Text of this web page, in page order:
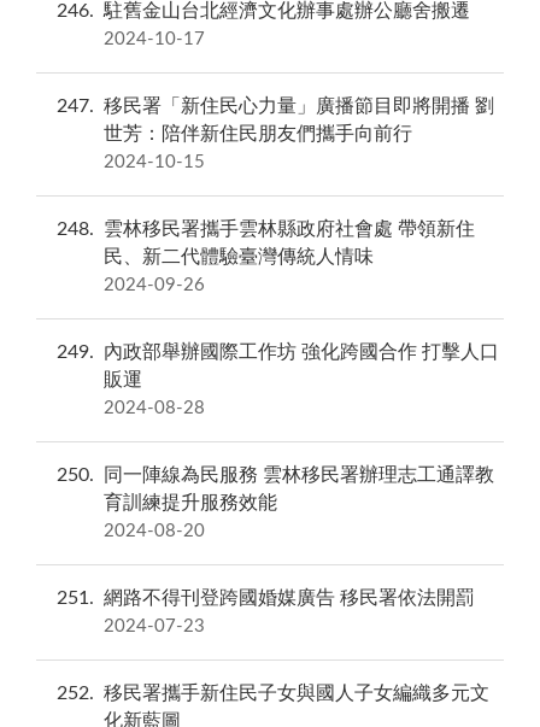
246 駐舊金山台北經濟文化辦事處辦公廳舍搬遷
2024-10-17
247
移民署「新住民心力量」廣播節目即將開播 劉
世芳：陪伴新住民朋友們攜手向前行
2024-10-15
248
雲林移民署攜手雲林縣政府社會處 帶領新住
民、新二代體驗臺灣傳統人情味
2024-09-26
249
內政部舉辦國際工作坊 強化跨國合作 打擊人口
販運
2024-08-28
250
同一陣線為民服務 雲林移民署辦理志工通譯教
育訓練提升服務效能
2024-08-20
251 網路不得刊登跨國婚媒廣告 移民署依法開罰
2024-07-23
252
移民署攜手新住民子女與國人子女編織多元文
化新藍圖